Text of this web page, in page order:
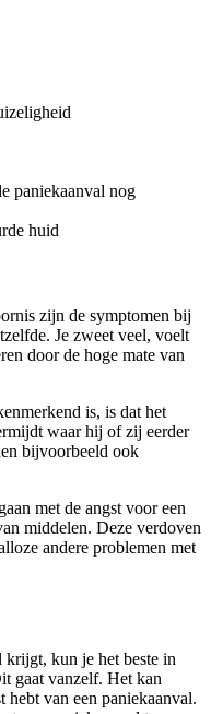
paniekaanval nog
huid
zijn de symptomen bij
Je zweet veel, voelt
door de hoge mate van
is, is dat het
waar hij of zij eerder
bijvoorbeeld ook
met de angst voor een
middelen. Deze verdoven
andere problemen met
krijgt, kun je het beste in
gaat vanzelf. Het kan
hebt van een paniekaanval.